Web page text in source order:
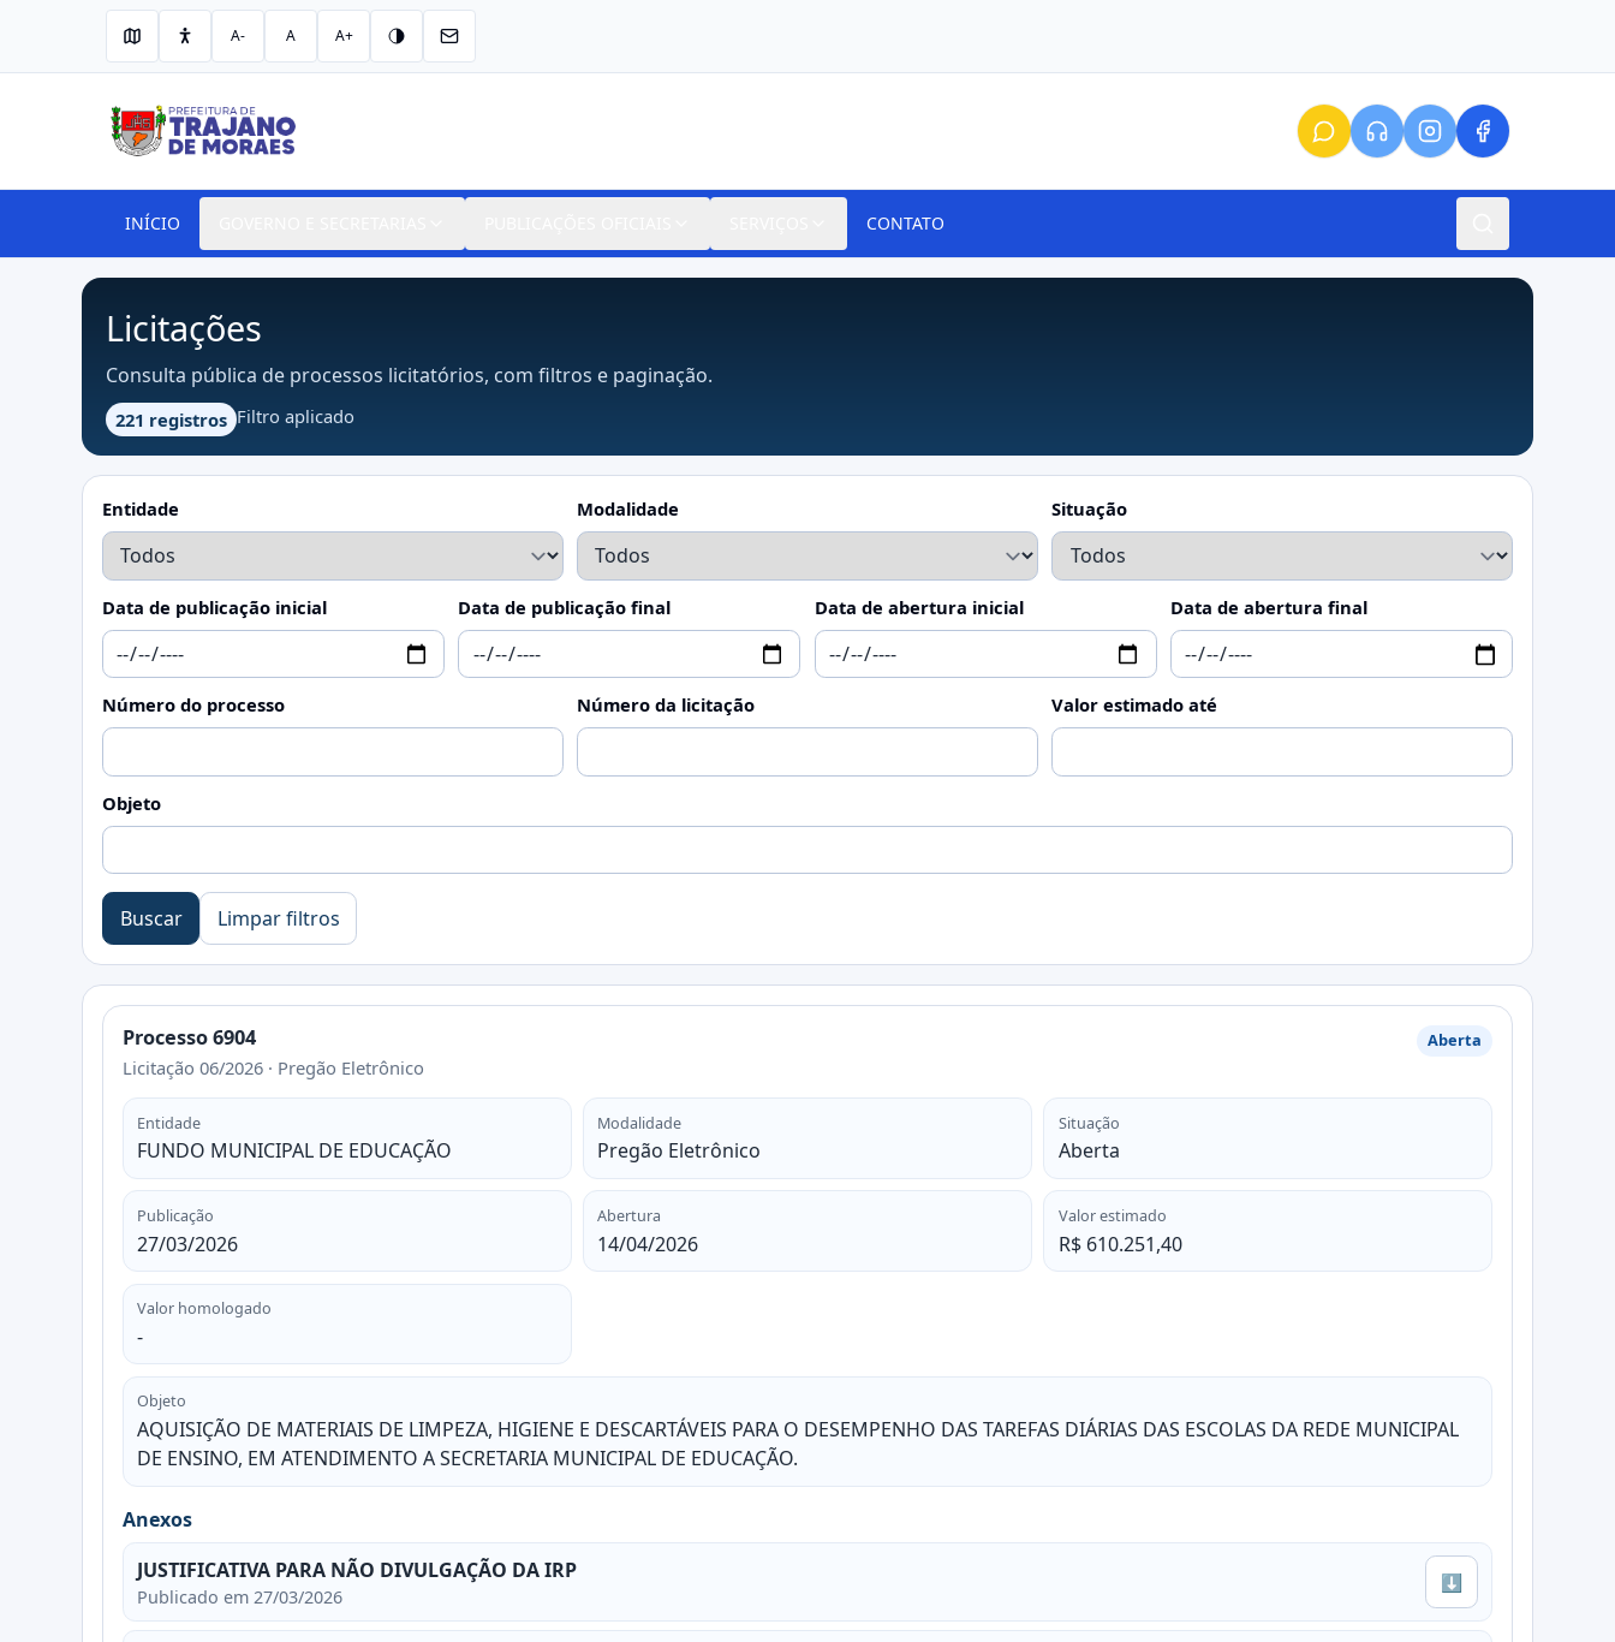
A- A A+
INÍCIO CONTATO
Licitações
Consulta pública de processos licitatórios, com filtros e paginação.
221 registros Filtro aplicado
Entidade Modalidade Situação
Data de publicação inicial Data de publicação final Data de abertura inicial Data de abertura final
Número do processo Número da licitação Valor estimado até
Objeto
Buscar Limpar filtros
Processo 6904
Licitação 06/2026 · Pregão Eletrônico
Aberta
Entidade
FUNDO MUNICIPAL DE EDUCAÇÃO
Modalidade
Pregão Eletrônico
Situação
Aberta
Publicação
27/03/2026
Abertura
14/04/2026
Valor estimado
R$ 610.251,40
Valor homologado
-
Objeto
AQUISIÇÃO DE MATERIAIS DE LIMPEZA, HIGIENE E DESCARTÁVEIS PARA O DESEMPENHO DAS TAREFAS DIÁRIAS DAS ESCOLAS DA REDE MUNICIPAL
DE ENSINO, EM ATENDIMENTO A SECRETARIA MUNICIPAL DE EDUCAÇÃO.
Anexos
JUSTIFICATIVA PARA NÃO DIVULGAÇÃO DA IRP
Publicado em 27/03/2026
⬇